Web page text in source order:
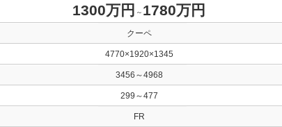
1300万円 ～ 1780万円
クーペ
4770×1920×1345
3456～4968
299～477
FR